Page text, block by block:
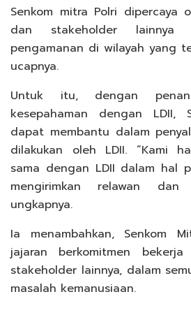
Senkom mitra Polri dipercaya
dan stakeholder lainnya
pengamanan di wilayah yang
ucapnya.
Untuk itu, dengan
kesepahaman dengan LDII,
dapat membantu dalam
dilakukan oleh LDII. “Kami
sama dengan LDII dalam hal
mengirimkan relawan dan
ungkapnya.
Ia menambahkan, Senkom
jajaran berkomitmen
stakeholder lainnya, dalam
masalah kemanusiaan.